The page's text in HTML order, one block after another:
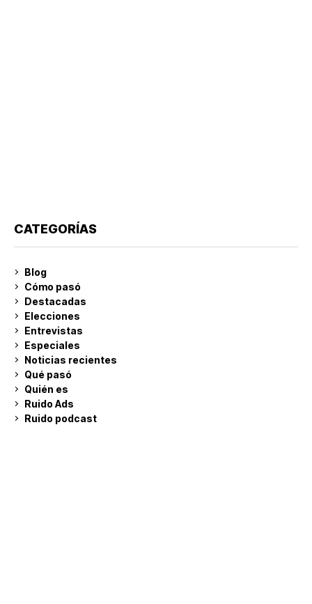
CATEGORÍAS
Blog
Cómo pasó
Destacadas
Elecciones
Entrevistas
Especiales
Noticias recientes
Qué pasó
Quién es
Ruido Ads
Ruido podcast